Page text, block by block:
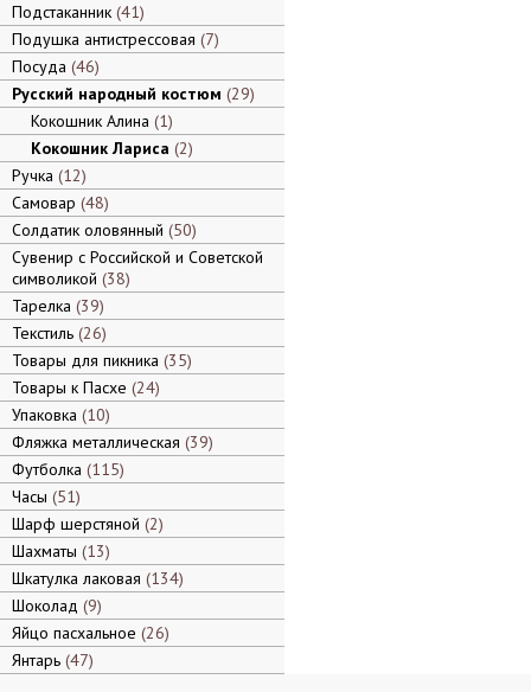
Подстаканник 41
Подушка антистрессовая 7
Посуда 46
Русский народный костюм 29
Кокошник Алина 1
Кокошник Лариса 2
Ручка 12
Самовар 48
Солдатик оловянный 50
Сувенир с Российской и Советской
символикой 38
Тарелка 39
Текстиль 26
Товары для пикника 35
Товары к Пасхе 24
Упаковка 10
Фляжка металлическая 39
Футболка 115
Часы 51
Шарф шерстяной 2
Шахматы 13
Шкатулка лаковая 134
Шоколад 9
Яйцо пасхальное 26
Янтарь 47